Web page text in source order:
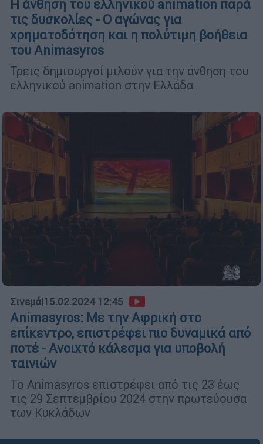
H άνθηση του ελληνικού animation παρά
τις δυσκολίες - Ο αγώνας για
χρηματοδότηση και η πολύτιμη βοήθεια
του Animasyros
Τρεις δημιουργοί μιλούν για την άνθηση του
ελληνικού animation στην Ελλάδα
Σινεμά|15.02.2024 12:45
Animasyros: Με την Αφρική στο
επίκεντρο, επιστρέφει πιο δυναμικά από
ποτέ - Ανοιχτό κάλεσμα για υποβολή
ταινιών
To Animasyros επιστρέφει από τις 23 έως
τις 29 Σεπτεμβρίου 2024 στην πρωτεύουσα
των Κυκλάδων